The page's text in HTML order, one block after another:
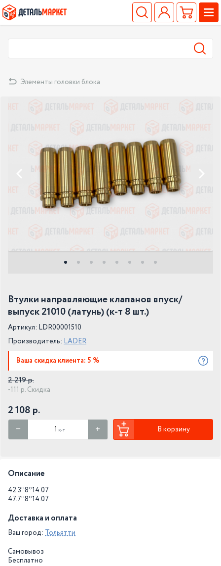
Элементы головки блока
Втулки направляющие клапанов впуск/
выпуск 21010 (латунь) (к-т 8 шт.)
Артикул: LDR00001510
Производитель: LADER
Ваша скидка клиента: 5 %
2 219 р.
-111 р. Скидка
2 108 р.
к-т В корзину
Описание
42.3*8*14.07
47.7*8*14.07
Доставка и оплата
Ваш город: Тольятти
Самовывоз
Бесплатно